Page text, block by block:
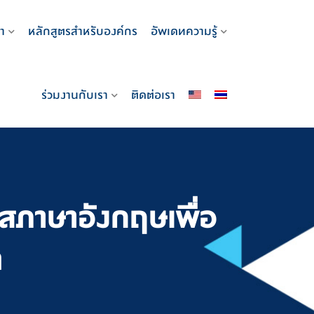
หลักสูตรสำหรับองค์กร อัพเดทความรู้
ร่วมงานกับเรา ติดต่อเรา
ภาษาอังกฤษเพื่อ